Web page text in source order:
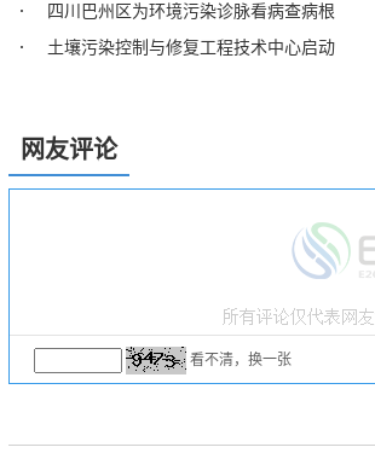
四川巴州区为环境污染诊脉看病查病根
土壤污染控制与修复工程技术中心启动
网友评论
看不清，换一张